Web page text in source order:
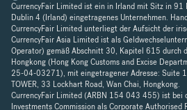
CurrencyFair Limited ist ein in Irland mit Sitz in 91
Dublin 4 (Irland) eingetragenes Unternehmen.
CurrencyFair Limited unterliegt der Aufsicht der
CurrencyFair Asia Limited ist als
Operator) gemäß Abschnitt 30, Kapitel 615 durch
Hongkong (Hong Kong Customs and Excise
25-04-03271), mit eingetragener Adresse: Suite
TOWER, 33 Lockhart Road, Wan Chai, Hongkong.
CurrencyFair Limited (ARBN 154 043 455) ist bei
Investments Commission als Corporate Authorised